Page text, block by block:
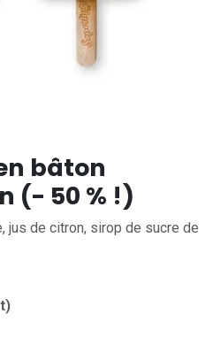
bâton
(- 50 % !)
jus de citron, sirop de sucre de